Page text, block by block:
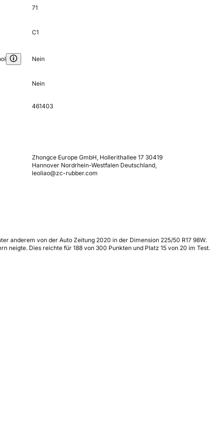
71
C1
Nein
Nein
461403
Zhongce Europe GmbH, Hollerithallee 17 30419
Hannover Nordrhein-Westfalen Deutschland,
leoliao@zc-rubber.com
anderem von der Auto Zeitung 2020 in der Dimension 225/50 R17 98W.
neigte. Dies reichte für 188 von 300 Punkten und Platz 15 von 20 im Test.